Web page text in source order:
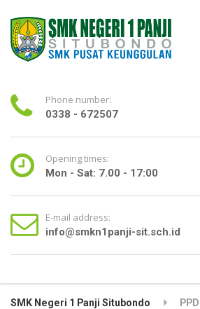
Phone number:
0338 - 672507
Opening times:
Mon - Sat: 7.00 - 17:00
E-mail address:
info@smkn1panji-sit.sch.id
SMK Negeri 1 Panji Situbondo